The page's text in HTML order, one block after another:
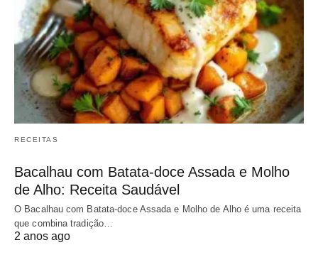
RECEITAS
Bacalhau com Batata-doce Assada e Molho
de Alho: Receita Saudável
O Bacalhau com Batata-doce Assada e Molho de Alho é uma receita
que combina tradição…
2 anos ago